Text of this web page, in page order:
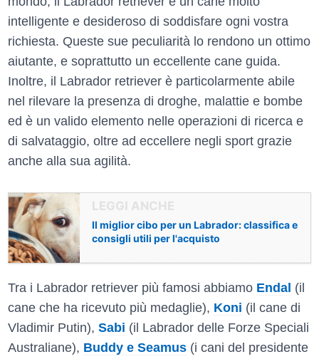
intelligente e desideroso di soddisfare ogni vostra
richiesta. Queste sue peculiarità lo rendono un ottimo
aiutante, e soprattutto un eccellente cane guida.
Inoltre, il Labrador retriever è particolarmente abile
nel rilevare la presenza di droghe, malattie e bombe
ed è un valido elemento nelle operazioni di ricerca e
di salvataggio, oltre ad eccellere negli sport grazie
anche alla sua agilità.
Il miglior cibo per un Labrador: classifica e
consigli utili per l'acquisto
Tra i Labrador retriever più famosi abbiamo Endal (il
cane che ha ricevuto più medaglie), Koni (il cane di
Vladimir Putin), Sabi (il Labrador delle Forze Speciali
Australiane), Buddy e Seamus (i cani del presidente